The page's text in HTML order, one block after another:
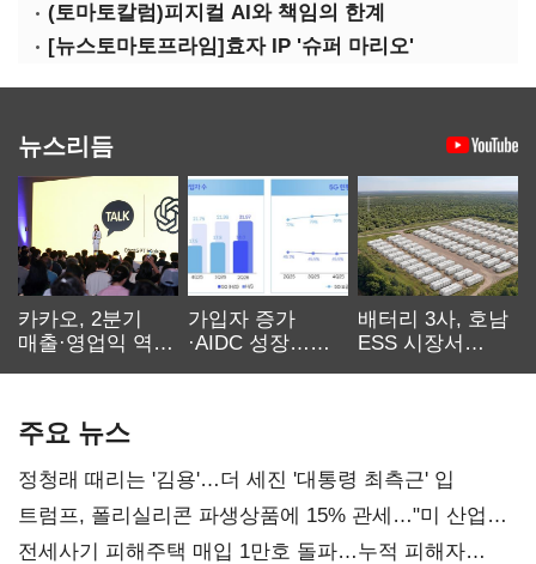
(토마토칼럼)피지컬 AI와 책임의 한계
[뉴스토마토프라임]효자 IP '슈퍼 마리오'
뉴스리듬
카카오, 2분기
매출·영업익 역대
가입자 증가
·AIDC 성장…
배터리 3사, 호남
ESS 시장서
주요 뉴스
정청래 때리는 '김용'…더 세진 '대통령 최측근' 입
트럼프, 폴리실리콘 파생상품에 15% 관세…"미 산업
재건"
전세사기 피해주택 매입 1만호 돌파…누적 피해자